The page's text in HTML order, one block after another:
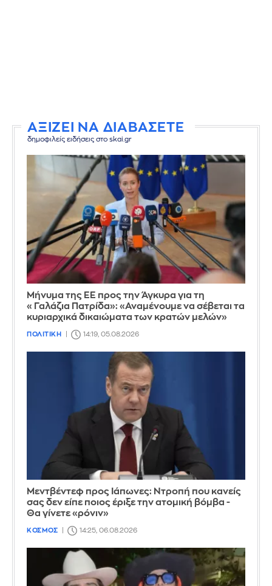
ΑΞΙΖΕΙ ΝΑ ΔΙΑΒΑΣΕΤΕ
δημοφιλείς ειδήσεις στο skai.gr
Μήνυμα της ΕΕ προς την Άγκυρα για τη
«Γαλάζια Πατρίδα»: «Αναμένουμε να σέβεται τα
κυριαρχικά δικαιώματα των κρατών μελών»
ΠΟΛΙΤΙΚΗ 14:19, 05.08.2026
Μεντβέντεφ προς Ιάπωνες: Ντροπή που κανείς
σας δεν είπε ποιος έριξε την ατομική βόμβα -
Θα γίνετε «ρόνιν»
ΚΟΣΜΟΣ 14:25, 06.08.2026